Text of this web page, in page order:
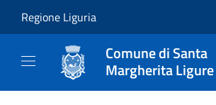
Regione Liguria
Comune di Santa
Margherita Ligure